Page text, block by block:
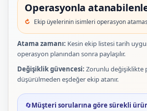
Operasyonla
Ekip üyelerinin isimleri operasyon
Atama zamanı: Kesin ekip listesi tarih
operasyon planından sonra paylaşılır.
Değişiklik güvencesi: Zorunlu değişiklikte
düşürülmeden eşdeğer ekip atanır.
🔄Müşteri sorularına göre sürekli